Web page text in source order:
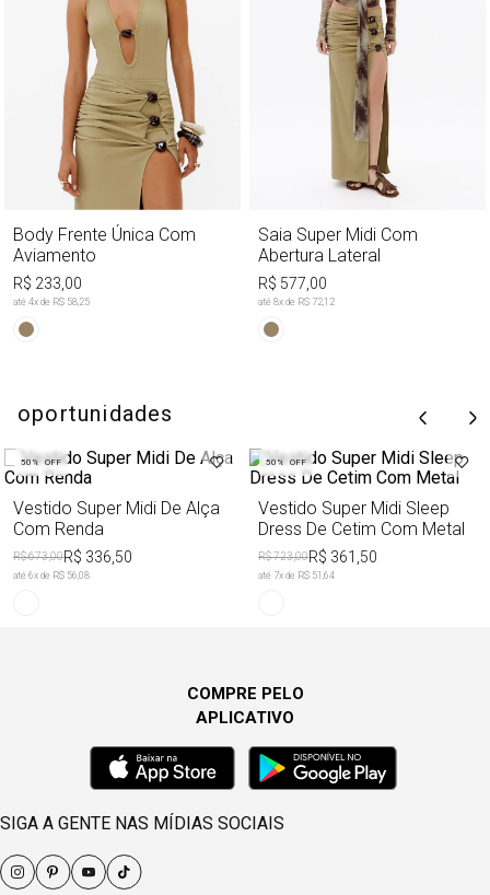
Body Frente Única Com
Aviamento
R$ 233,00
até 4x de R$ 58,25
Saia Super Midi Com
Abertura Lateral
R$ 577,00
até 8x de R$ 72,12
oportunidades
50% OFF
Vestido Super Midi De Alça
Com Renda
R$ 673,00R$ 336,50
até 6x de R$ 56,08
50% OFF
Vestido Super Midi Sleep
Dress De Cetim Com Metal
R$ 723,00R$ 361,50
até 7x de R$ 51,64
COMPRE PELO
APLICATIVO
SIGA A GENTE NAS MÍDIAS SOCIAIS